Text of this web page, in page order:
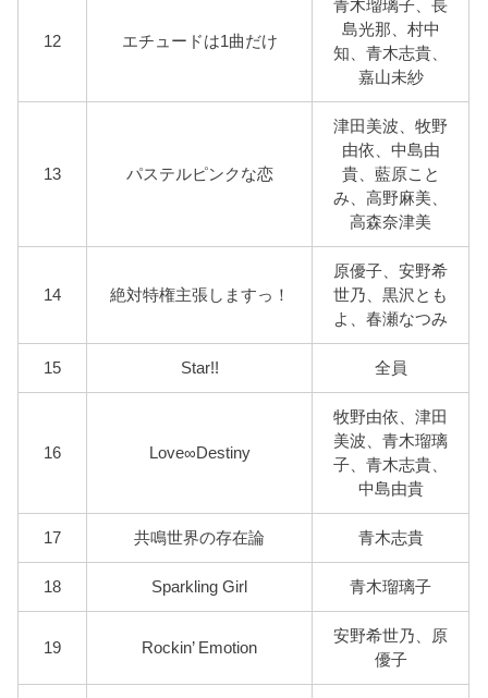
12 エチュードは1曲だけ
青木瑠璃子、長
島光那、村中
知、青木志貴、
嘉山未紗
13 パステルピンクな恋
津田美波、牧野
由依、中島由
貴、藍原こと
み、高野麻美、
高森奈津美
14 絶対特権主張しますっ！
原優子、安野希
世乃、黒沢とも
よ、春瀬なつみ
15 Star!! 全員
16 Love∞Destiny
牧野由依、津田
美波、青木瑠璃
子、青木志貴、
中島由貴
17 共鳴世界の存在論 青木志貴
18 Sparkling Girl 青木瑠璃子
19 Rockin’ Emotion
安野希世乃、原
優子